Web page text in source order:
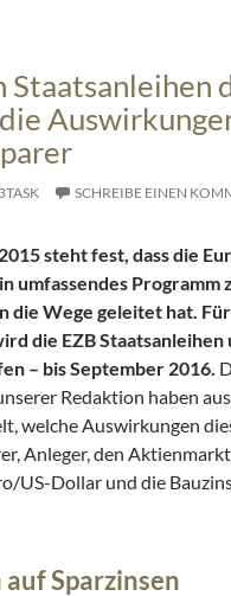
Staatsanleihen
3TASK SCHREIBE EINEN
steht fest, dass die
umfassendes Programm
die Wege geleitet hat.
die EZB Staatsanleihen
– bis September 2016.
Redaktion haben
welche Auswirkungen
Anleger, den
US-Dollar und die
Sparzinsen